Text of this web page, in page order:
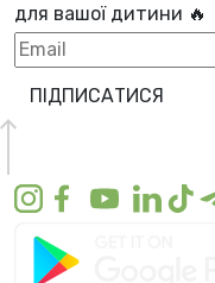
для вашої дитини 🔥
ПІДПИСАТИСЯ